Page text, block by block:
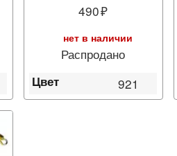
490
нет в наличии
Распродано
Цвет 921